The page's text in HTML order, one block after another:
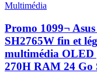
Multimédia
Promo 1099¬
SH2765W fin et
multimédia OLED
270H RAM 24 Go